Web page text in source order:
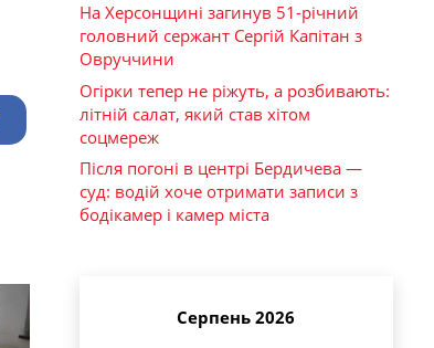
На Херсонщині загинув 51-річний
головний сержант Сергій Капітан з
Овруччини
Огірки тепер не ріжуть, а розбивають:
літній салат, який став хітом
соцмереж
Після погоні в центрі Бердичева —
суд: водій хоче отримати записи з
бодікамер і камер міста
Серпень 2026